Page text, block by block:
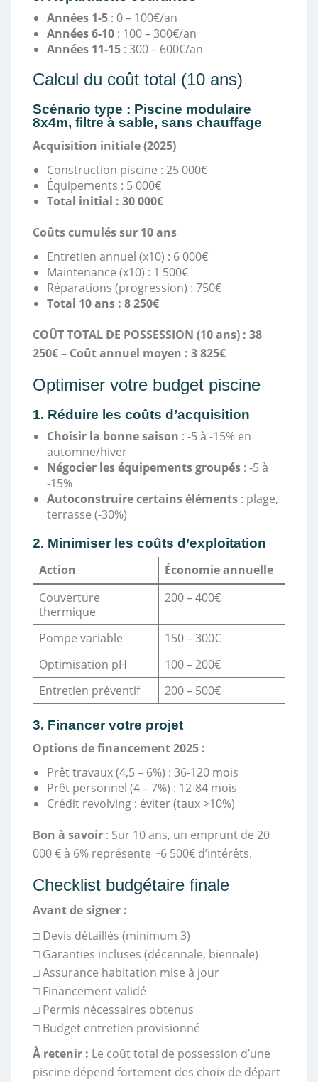
Années 1-5 : 0 – 100€/an
Années 6-10 : 100 – 300€/an
Années 11-15 : 300 – 600€/an
Calcul du coût total (10 ans)
Scénario type : Piscine modulaire
8x4m, filtre à sable, sans chauffage
Acquisition initiale (2025)
Construction piscine : 25 000€
Équipements : 5 000€
Total initial : 30 000€
Coûts cumulés sur 10 ans
Entretien annuel (x10) : 6 000€
Maintenance (x10) : 1 500€
Réparations (progression) : 750€
Total 10 ans : 8 250€
COÛT TOTAL DE POSSESSION (10 ans) : 38
250€– Coût annuel moyen : 3 825€
Optimiser votre budget piscine
1. Réduire les coûts d’acquisition
Choisir la bonne saison : -5 à -15% en
automne/hiver
Négocier les équipements groupés : -5 à
-15%
Autoconstruire certains éléments : plage,
terrasse (-30%)
2. Minimiser les coûts d’exploitation
Action
Économie annuelle
Couverture
thermique
200 – 400€
Pompe variable
150 – 300€
Optimisation pH
100 – 200€
Entretien préventif
200 – 500€
3. Financer votre projet
Options de financement 2025 :
Prêt travaux (4,5 – 6%) : 36-120 mois
Prêt personnel (4 – 7%) : 12-84 mois
Crédit revolving : éviter (taux >10%)
Bon à savoir : Sur 10 ans, un emprunt de 20
000 € à 6% représente ~6 500€ d’intérêts.
Checklist budgétaire finale
Avant de signer :
□ Devis détaillés (minimum 3)
□ Garanties incluses (décennale, biennale)
□ Assurance habitation mise à jour
□ Financement validé
□ Permis nécessaires obtenus
□ Budget entretien provisionné
À retenir : Le coût total de possession d’une
piscine dépend fortement des choix de départ